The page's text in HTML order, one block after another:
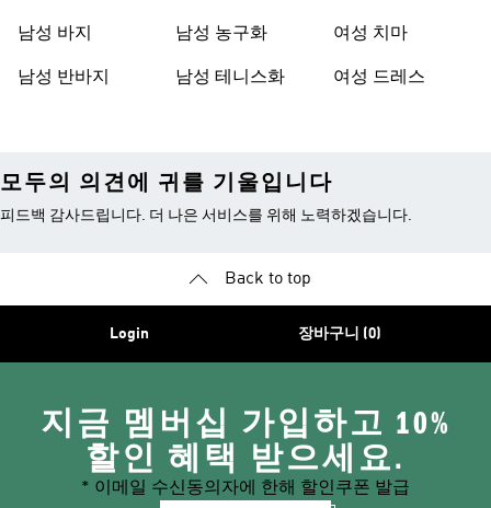
남성 바지
남성 반바지
남성 농구화
남성 테니스화
여성 치마
여성 드레스
모두의 의견에 귀를 기울입니다
피드백 감사드립니다. 더 나은 서비스를 위해 노력하겠습니다.
Back to top
Login 장바구니 (0)
지금 멤버십 가입하고 10%
할인 혜택 받으세요.
* 이메일 수신동의자에 한해 할인쿠폰 발급